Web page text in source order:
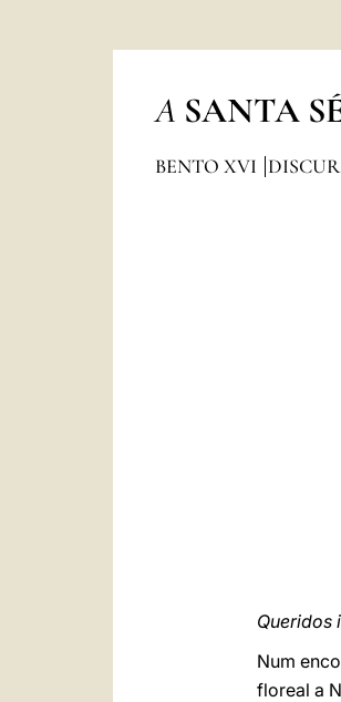
A SANTA
BENTO XVI
Queridos
Num
floreal a